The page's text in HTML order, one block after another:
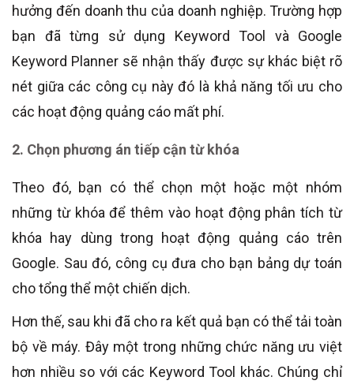
hưởng đến doanh thu của doanh nghiệp. Trường hợp
bạn đã từng sử dụng Keyword Tool và Google
Keyword Planner sẽ nhận thấy được sự khác biệt rõ
nét giữa các công cụ này đó là khả năng tối ưu cho
các hoạt động quảng cáo mất phí.
2. Chọn phương án tiếp cận từ khóa
Theo đó, bạn có thể chọn một hoặc một nhóm
những từ khóa để thêm vào hoạt động phân tích từ
khóa hay dùng trong hoạt động quảng cáo trên
Google. Sau đó, công cụ đưa cho bạn bảng dự toán
cho tổng thể một chiến dịch.
Hơn thế, sau khi đã cho ra kết quả bạn có thể tải toàn
bộ về máy. Đây một trong những chức năng ưu việt
hơn nhiều so với các Keyword Tool khác. Chúng chỉ